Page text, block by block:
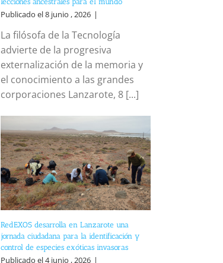
Publicado el 8 junio , 2026 |
La filósofa de la Tecnología
advierte de la progresiva
externalización de la memoria y
el conocimiento a las grandes
corporaciones Lanzarote, 8 [...]
RedEXOS desarrolla en Lanzarote una
jornada ciudadana para la identificación y
control de especies exóticas invasoras
Publicado el 4 junio , 2026 |